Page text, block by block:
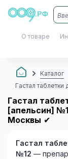
О товаре
Каталог
Гастал
Гастал
[апельсин]
Москвы ✔
Гастал
№12 —